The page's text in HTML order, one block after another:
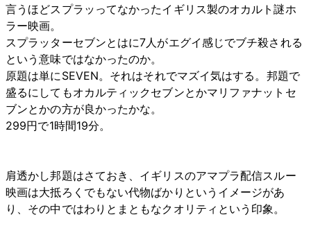
言うほどスプラッってなかったイギリス製のオカルト謎ホ
ラー映画。
スプラッターセブンとはに7人がエグイ感じでブチ殺される
という意味ではなかったのか。
原題は単にSEVEN。それはそれでマズイ気はする。邦題で
盛るにしてもオカルティックセブンとかマリファナットセ
ブンとかの方が良かったかな。
299円で1時間19分。
肩透かし邦題はさておき、イギリスのアマプラ配信スルー
映画は大抵ろくでもない代物ばかりというイメージがあ
り、その中ではわりとまともなクオリティという印象。